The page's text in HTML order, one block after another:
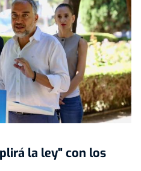
la ley" con los